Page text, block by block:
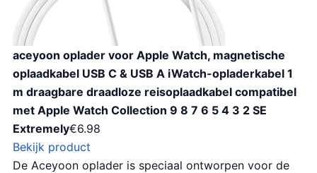
aceyoon oplader voor Apple Watch, magnetische
oplaadkabel USB C & USB A iWatch-opladerkabel 1
m draagbare draadloze reisoplaadkabel compatibel
met Apple Watch Collection 9 8 7 6 5 4 3 2 SE
Extremely€6.98
Bekijk product
De Aceyoon oplader is speciaal ontworpen voor de